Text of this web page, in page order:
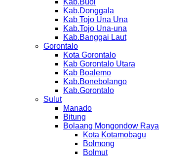
Kab.Buol
Kab.Donggala
Kab Tojo Una Una
Kab.Tojo Una-una
Kab.Banggai Laut
Gorontalo
Kota Gorontalo
Kab Gorontalo Utara
Kab Boalemo
Kab.Bonebolango
Kab.Gorontalo
Sulut
Manado
Bitung
Bolaang Mongondow Raya
Kota Kotamobagu
Bolmong
Bolmut